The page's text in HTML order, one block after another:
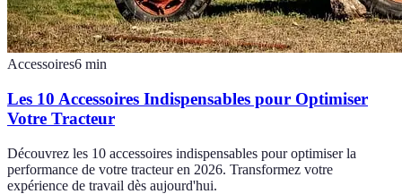
Accessoires6 min
Les 10 Accessoires Indispensables pour Optimiser
Votre Tracteur
Découvrez les 10 accessoires indispensables pour optimiser la
performance de votre tracteur en 2026. Transformez votre
expérience de travail dès aujourd'hui.